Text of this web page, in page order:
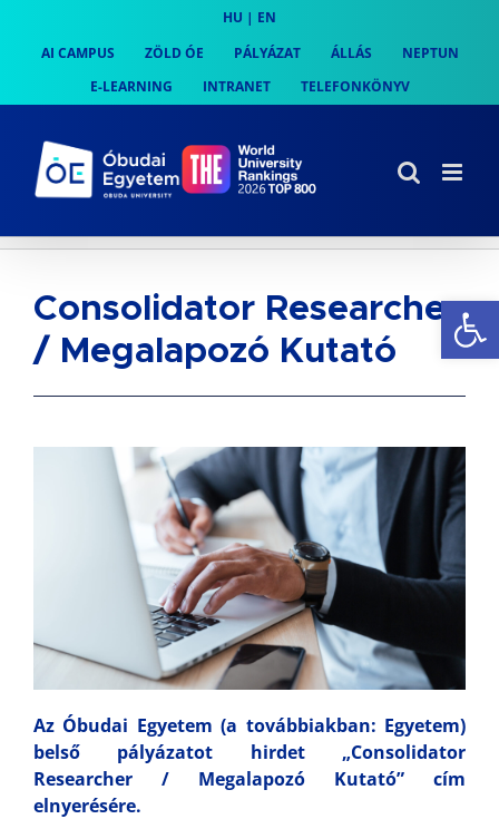
content
HU | EN
AI CAMPUS
ZÖLD ÓE PÁLYÁZAT ÁLLÁS
NEPTUN
E-LEARNING
INTRANET TELEFONKÖNYV
Consolidator Researcher
/ Megalapozó Kutató
Az Óbudai Egyetem (a továbbiakban: Egyetem)
belső pályázatot hirdet „Consolidator
Researcher / Megalapozó Kutató” cím
elnyerésére.